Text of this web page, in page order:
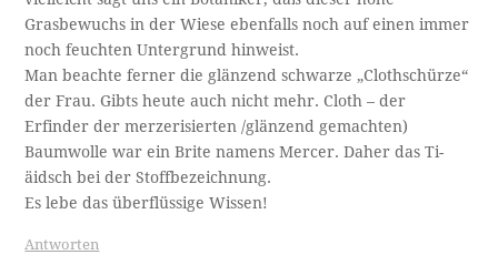
Grasbewuchs in der Wiese ebenfalls noch auf einen immer
noch feuchten Untergrund hinweist.
Man beachte ferner die glänzend schwarze „Clothschürze“
der Frau. Gibts heute auch nicht mehr. Cloth – der
Erfinder der merzerisierten /glänzend gemachten)
Baumwolle war ein Brite namens Mercer. Daher das Ti-
äidsch bei der Stoffbezeichnung.
Es lebe das überflüssige Wissen!
Antworten